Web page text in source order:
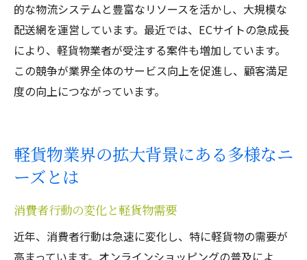
的な物流システムと豊富なリソースを活かし、大規模な
配送網を運営しています。最近では、ECサイトの急成長
により、軽貨物業者が受注する案件も増加しています。
この競争が業界全体のサービス向上を促進し、顧客満足
度の向上につながっています。
軽貨物業界の拡大背景にある多様なニ
ーズとは
消費者行動の変化と軽貨物需要
近年、消費者行動は急速に変化し、特に軽貨物の需要が
高まっています。オンラインショッピングの普及によ